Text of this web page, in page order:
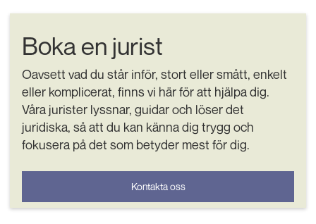
Boka en jurist
Oavsett vad du står inför, stort eller smått, enkelt
eller komplicerat, finns vi här för att hjälpa dig.
Våra jurister lyssnar, guidar och löser det
juridiska, så att du kan känna dig trygg och
fokusera på det som betyder mest för dig.
Kontakta oss